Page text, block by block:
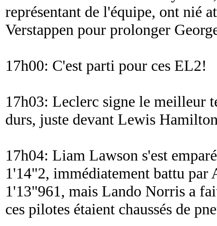
représentant de l'équipe, ont nié
Verstappen pour prolonger
17h00: C'est parti pour ces EL2!
17h03: Leclerc signe le meilleur
durs, juste devant Lewis
17h04: Liam Lawson s'est
1'14"2, immédiatement battu par
1'13"961, mais Lando Norris a
ces pilotes étaient chaussés de